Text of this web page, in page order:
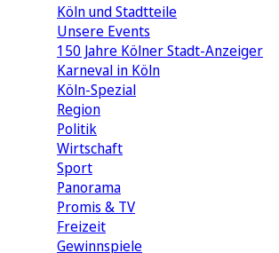
Köln und Stadtteile
Unsere Events
150 Jahre Kölner Stadt-Anzeiger
Karneval in Köln
Köln-Spezial
Region
Politik
Wirtschaft
Sport
Panorama
Promis & TV
Freizeit
Gewinnspiele